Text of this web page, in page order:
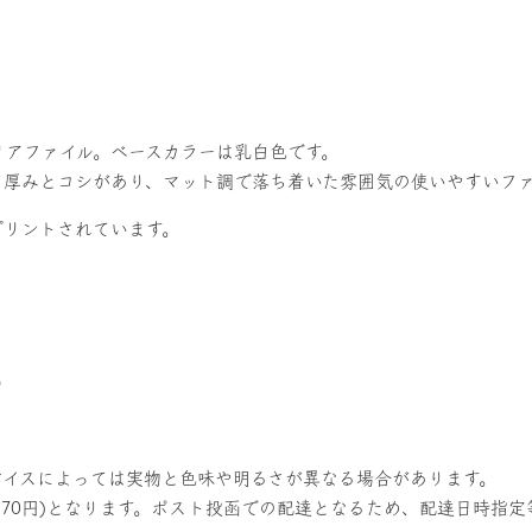
ファイル。ベースカラーは乳白色です。
みとコシがあり、マット調で落ち着いた雰囲気の使いやすいファ
ントされています。
スによっては実物と色味や明るさが異なる場合があります。
円)となります。ポスト投函での配達となるため、配達日時指定